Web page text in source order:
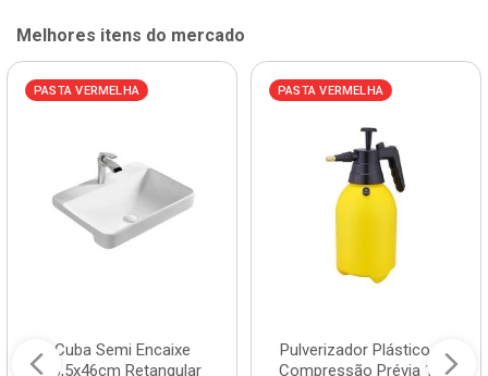
Melhores itens do mercado
PASTA VERMELHA
Cuba Semi Encaixe
58,5x46cm Retangular
PASTA VERMELHA
Pulverizador Plástico de
Compressão Prévia 1,5L